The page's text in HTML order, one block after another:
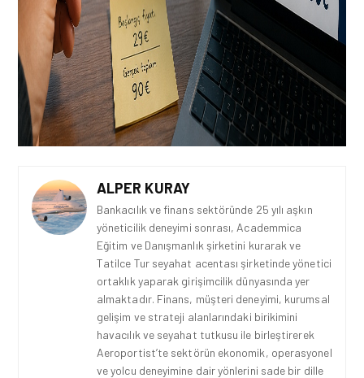
ALPER KURAY
Bankacılık ve finans sektöründe 25 yılı aşkın
yöneticilik deneyimi sonrası, Academmica
Eğitim ve Danışmanlık şirketini kurarak ve
Tatilce Tur seyahat acentası şirketinde yönetici
ortaklık yaparak girişimcilik dünyasında yer
almaktadır. Finans, müşteri deneyimi, kurumsal
gelişim ve strateji alanlarındaki birikimini
havacılık ve seyahat tutkusu ile birleştirerek
Aeroportist’te sektörün ekonomik, operasyonel
ve yolcu deneyimine dair yönlerini sade bir dille